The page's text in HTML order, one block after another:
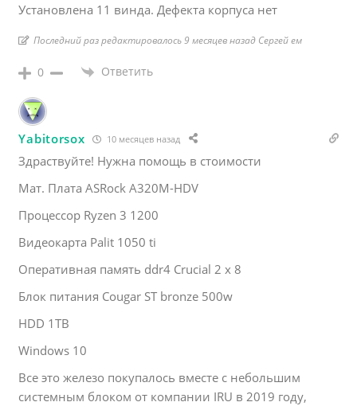
Установлена 11 винда. Дефекта корпуса нет
Последний раз редактировалось 9 месяцев назад Сергей ем
0 Ответить
Yabitorsox 10 месяцев назад
Здраствуйте! Нужна помощь в стоимости
Мат. Плата ASRock A320M-HDV
Процессор Ryzen 3 1200
Видеокарта Palit 1050 ti
Оперативная память ddr4 Crucial 2 x 8
Блок питания Cougar ST bronze 500w
HDD 1TB
Windows 10
Все это железо покупалось вместе с небольшим
системным блоком от компании IRU в 2019 году,